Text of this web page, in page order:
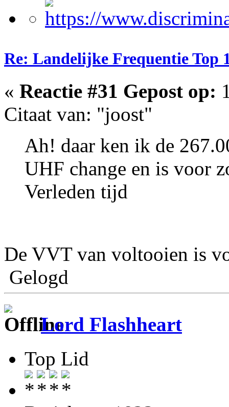
Re: Landelijke Frequentie Top
« Reactie #31 Gepost op:
Citaat van: "joost"
Ah! daar ken ik de
UHF change en is voor
Verleden tijd
De VVT van voltooien is
Gelogd
Lord Flashheart
Top Lid